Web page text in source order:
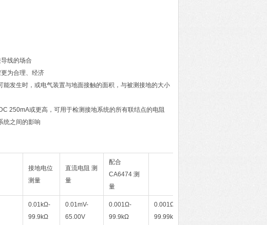
线的场合
为合理、经济
发生时，或电气装置与地面接触的面积，与被测接地的大小
250mA或更高，可用于检测接地系统的所有联结点的电阻
统之间的影响
接地电位
测量
直流电阻 测
量
配合
CA6474 测
量
0.01kΩ-
99.9kΩ
0.01mV-
65.00V
0.001Ω-
99.9kΩ
0.001Ω-
99.99kΩ